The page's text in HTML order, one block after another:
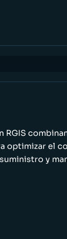
RGIS
optimizar el
y